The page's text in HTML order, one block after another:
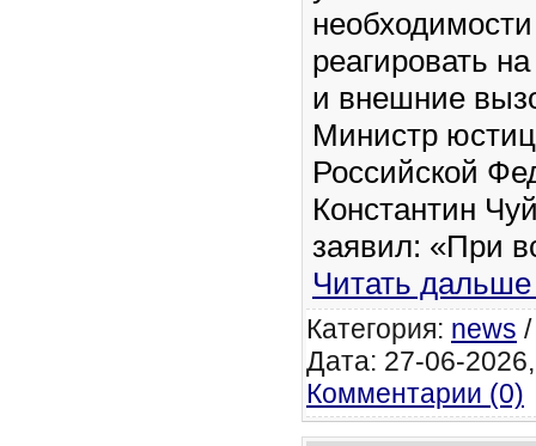
реагировать
и внешние
Министр
Российской
Константин
заявил: «При
Читать
Категория: news
Дата: 27-06-
Комментарии (0)